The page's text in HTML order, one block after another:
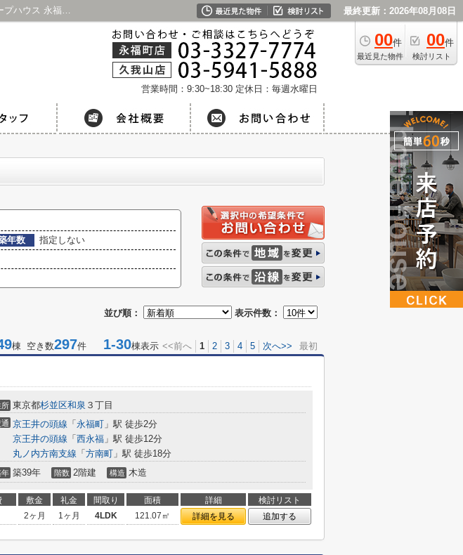
杉並区の物件一覧｜京王線・井の頭線周辺の賃貸マンション・不動産情報はアイホープハウス 永福町店・久我山店 最終更新：2026年08月08日
00件
最近見た物件
00件
検討リスト
営業時間：9:30~18:30 定休日：毎週水曜日
年数
指定しない
並び順： 表示件数：
棟 空き数297件 1-30棟表示 <<前へ 1 2 3 4 5 次へ>> 最初
所 東京都杉並区和泉 ３丁目
京王井の頭線 「 永福町 」駅 徒歩2分
京王井の頭線 「 西永福 」駅 徒歩12分
丸ノ内方南支線 「 方南町 」駅 徒歩18分
年 築39年 階数 2階建 構造 木造
敷金 礼金 間取り 面積 詳細
検討リスト
2ヶ月 1ヶ月 4LDK 121.07㎡ 詳細を見る 追加する